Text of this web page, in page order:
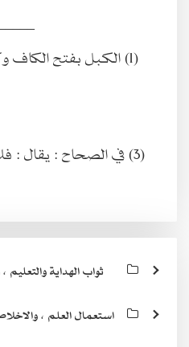
(1) الكبل بفتح الكاف
(3) في الصحاح : يقال :
ثواب الهداية
استعمال العلم ،